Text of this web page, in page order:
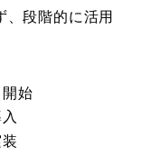
、段階的に活用
開始